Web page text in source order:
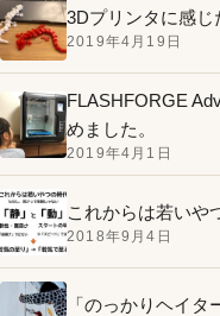
3Dプリンタに感
2019年4月19日
FLASHFORGE
めました。
2019年4月1日
これからは若いや
2018年9月4日
「のっかりヘイタ